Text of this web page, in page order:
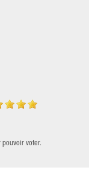
pouvoir voter.